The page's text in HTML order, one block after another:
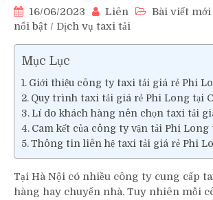
16/06/2023 Liên Bài viết
nổi bật / Dịch vụ taxi tải
Mục Lục
Giới thiệu công ty taxi tải giá rẻ Phi
Quy trình taxi tải giá rẻ Phi Long tại
Lí do khách hàng nên chọn taxi tải
Cam kết của công ty vận tải Phi
Thông tin liên hệ taxi tải giá rẻ Phi
Tại Hà Nội có nhiều công ty cung cấp
hàng hay chuyển nhà. Tuy nhiên mỗi